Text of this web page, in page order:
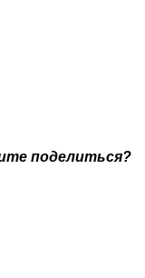
поделиться?